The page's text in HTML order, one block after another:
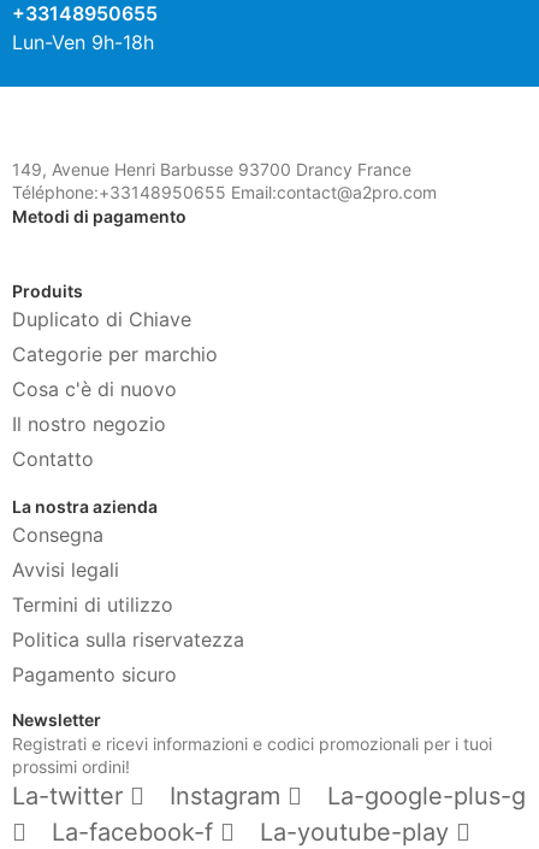
+33148950655
Lun-Ven 9h-18h
149, Avenue Henri Barbusse 93700 Drancy France
Téléphone:+33148950655 Email:contact@a2pro.com
Metodi di pagamento
Produits
Duplicato di Chiave
Categorie per marchio
Cosa c'è di nuovo
Il nostro negozio
Contatto
La nostra azienda
Consegna
Avvisi legali
Termini di utilizzo
Politica sulla riservatezza
Pagamento sicuro
Newsletter
Registrati e ricevi informazioni e codici promozionali per i tuoi
prossimi ordini!
La-twitter Instagram
La-google-plus-g
La-facebook-f
La-youtube-play